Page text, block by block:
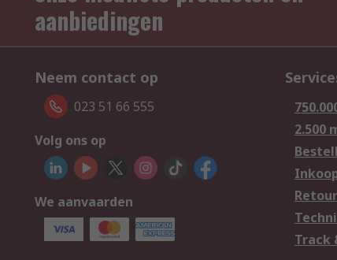
aanbiedingen
Neem contact op
023 51 66 555
Volg ons op
We aanvaarden
2.500
Track